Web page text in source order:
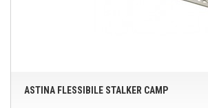
ASTINA FLESSIBILE STALKER CAMP